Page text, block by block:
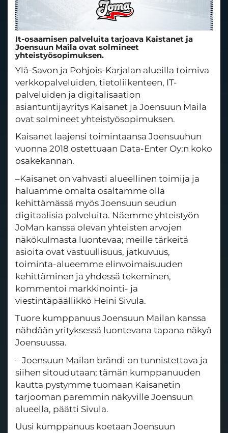
It-osaamisen palveluita tarjoava Kaistanet ja
Joensuun Maila ovat solmineet
yhteistyösopimuksen.
Ylä-Savon ja Pohjois-Karjalan alueilla toimiva
verkkopalveluiden, tietoliikenteen, IT-
palveluiden ja digitalisaation
asiantuntijayritys Kaisanet ja Joensuun Maila
ovat solmineet yhteistyösopimuksen.
Kaisanet laajensi toimintaansa Joensuuhun
vuonna 2018 ostettuaan Data-Enter Oy:n koko
osakekannan.
–Kaisanet on vahvasti alueellinen toimija ja
haluamme omalta osaltamme olla
kehittämässä myös Joensuun seudun
digitaalisia palveluita. Näemme yhteistyön
JoMan kanssa olevan yhteisten arvojen
näkökulmasta luontevaa; meille tärkeitä
asioita ovat vastuullisuus, jatkuvuus,
toiminta-alueemme elinvoimaisuuden
kehittäminen ja yhdessä tekeminen,
kommentoi markkinointi- ja
viestintäpäällikkö Heini Sivula.
Tuore kumppanuus Joensuun Mailan kanssa
nähdään yrityksessä luontevana tapana näkyä
Joensuussa.
– Joensuun Mailan brändi on tunnistettava ja
siihen sitoudutaan; tämän kumppanuuden
kautta pystymme tuomaan Kaisanetin
tarjooman paremmin näkyville Joensuun
alueella, päätti Sivula.
Uusi kumppanuus koetaan Joensuun